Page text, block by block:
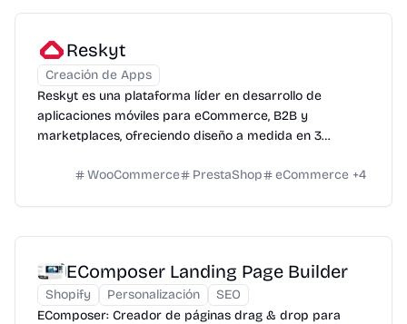
Reskyt
Creación de Apps
Reskyt es una plataforma líder en desarrollo de
aplicaciones móviles para eCommerce, B2B y
marketplaces, ofreciendo diseño a medida en 3
WooCommerce
PrestaShop eCommerce +4
EComposer Landing Page Builder
Shopify Personalización
SEO
EComposer: Creador de páginas drag & drop para